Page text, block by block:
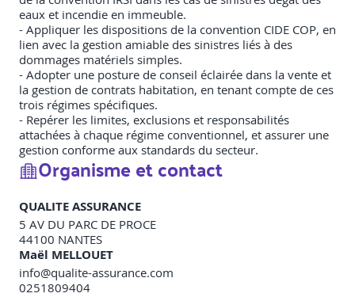
eaux et incendie en immeuble.
- Appliquer les dispositions de la convention CIDE COP, en
lien avec la gestion amiable des sinistres liés à des
dommages matériels simples.
- Adopter une posture de conseil éclairée dans la vente et
la gestion de contrats habitation, en tenant compte de ces
trois régimes spécifiques.
- Repérer les limites, exclusions et responsabilités
attachées à chaque régime conventionnel, et assurer une
gestion conforme aux standards du secteur.
Organisme et contact
QUALITE ASSURANCE
5 AV DU PARC DE PROCE
44100 NANTES
Maël MELLOUET
info@qualite-assurance.com
0251809404